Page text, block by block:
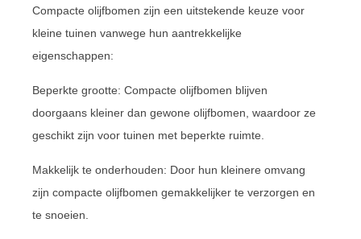
Compacte olijfbomen zijn een uitstekende keuze voor
kleine tuinen vanwege hun aantrekkelijke
eigenschappen:
Beperkte grootte: Compacte olijfbomen blijven
doorgaans kleiner dan gewone olijfbomen, waardoor ze
geschikt zijn voor tuinen met beperkte ruimte.
Makkelijk te onderhouden: Door hun kleinere omvang
zijn compacte olijfbomen gemakkelijker te verzorgen en
te snoeien.